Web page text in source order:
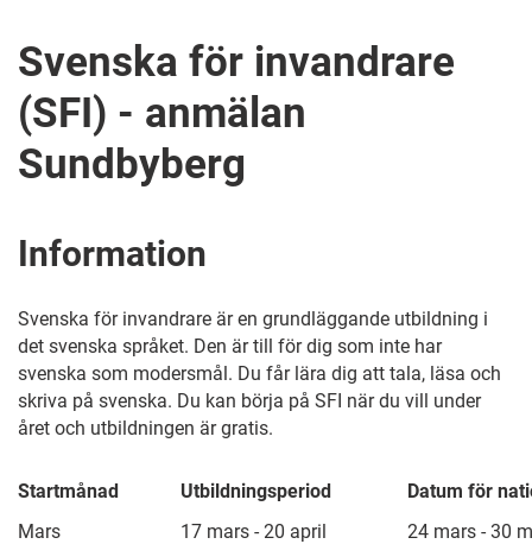
Svenska för invandrare
(SFI) - anmälan
Sundbyberg
Information
Svenska för invandrare är en grundläggande utbildning i
det svenska språket. Den är till för dig som inte har
svenska som modersmål. Du får lära dig att tala, läsa och
skriva på svenska. Du kan börja på SFI när du vill under
året och utbildningen är gratis.
Startmånad Utbildningsperiod
Datum för
Mars
17 mars - 20 april
24 mars - 30